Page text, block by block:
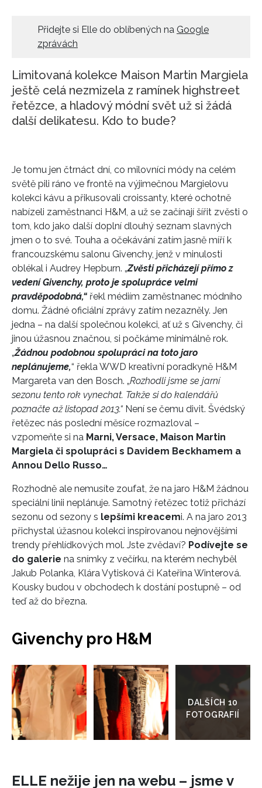
Přidejte si Elle do oblíbených na Google
zprávách
Limitovaná kolekce Maison Martin Margiela
ještě celá nezmizela z ramínek highstreet
řetězce, a hladový módní svět už si žádá
další delikatesu. Kdo to bude?
Je tomu jen čtrnáct dní, co milovníci módy na celém
světě pili ráno ve frontě na výjimečnou Margielovu
kolekci kávu a přikusovali croissanty, které ochotně
nabízeli zaměstnanci H&M, a už se začínají šířit zvěsti o
tom, kdo jako další doplní dlouhý seznam slavných
jmen o to své. Touha a očekávání zatím jasně míří k
francouzskému salonu Givenchy, jenž v minulosti
oblékal i Audrey Hepburn. „Zvěsti přicházejí přímo z
vedení Givenchy, proto je spolupráce velmi
pravděpodobná,“ řekl médiím zaměstnanec módního
domu. Žádné oficiální zprávy zatím nezazněly. Jen
jedna – na další společnou kolekci, ať už s Givenchy, či
jinou úžasnou značnou, si počkáme minimálně rok.
„Žádnou podobnou spolupráci na toto jaro
neplánujeme,“ řekla WWD kreativní poradkyně H&M
Margareta van den Bosch. „Rozhodli jsme se jarní
sezonu tento rok vynechat. Takže si do kalendářů
poznačte až listopad 2013.“ Není se čemu divit. Švédský
řetězec nás poslední měsíce rozmazloval –
vzpomeňte si na Marni, Versace, Maison Martin
Margiela či spolupráci s Davidem Beckhamem a
Annou Dello Russo…
Rozhodně ale nemusíte zoufat, že na jaro H&M žádnou
speciální linii neplánuje. Samotný řetězec totiž přichází
sezonu od sezony s lepšími kreacemi. A na jaro 2013
přichystal úžasnou kolekci inspirovanou nejnovějšími
trendy přehlídkových mol. Jste zvědaví? Podívejte se
do galerie na snímky z večírku, na kterém nechyběl
Jakub Polanka, Klára Vytisková či Kateřina Winterová.
Kousky budou v obchodech k dostání postupně – od
teď až do března.
Givenchy pro H&M
do
galerie
ELLE nežije jen na webu – jsme v